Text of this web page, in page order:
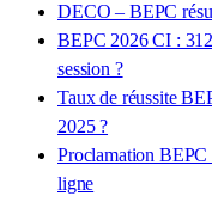
DECO – BEPC
BEPC 2026 CI :
session ?
Taux de réussite
2025 ?
Proclamation BEPC
ligne